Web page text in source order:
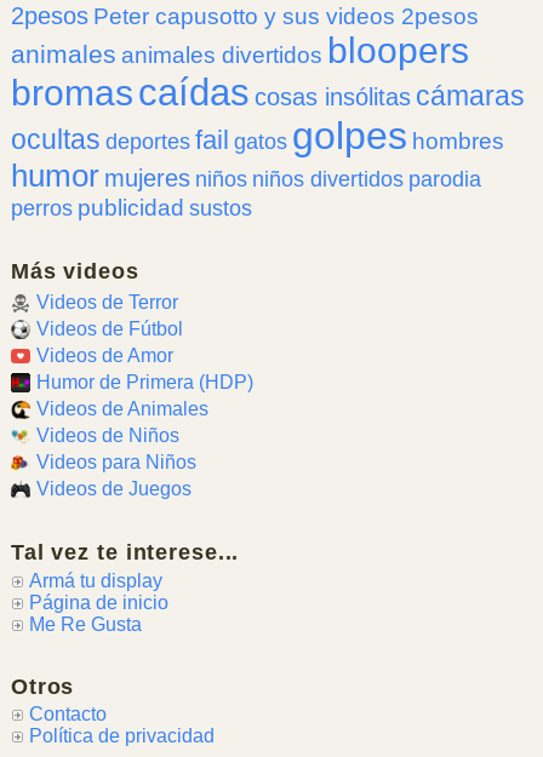
2pesos Peter capusotto y sus videos 2pesos
animales animales divertidos bloopers
bromascaídas cosas insólitas cámaras
ocultas deportes fail gatos golpes hombres
humor mujeres niños niños divertidos parodia
perros publicidad sustos
Más videos
Videos de Terror
Videos de Fútbol
Videos de Amor
Humor de Primera (HDP)
Videos de Animales
Videos de Niños
Videos para Niños
Videos de Juegos
Tal vez te interese...
Armá tu display
Página de inicio
Me Re Gusta
Otros
Contacto
Política de privacidad